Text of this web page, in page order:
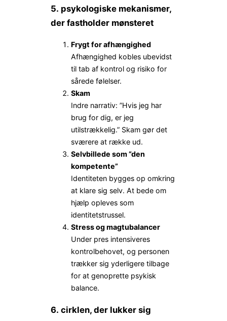
5. psykologiske mekanismer,
der fastholder mønsteret
Frygt for afhængighed
Afhængighed kobles ubevidst
til tab af kontrol og risiko for
sårede følelser.
Skam
Indre narrativ: ”Hvis jeg har
brug for dig, er jeg
utilstrækkelig.” Skam gør det
sværere at række ud.
Selvbillede som ”den
kompetente”
Identiteten bygges op omkring
at klare sig selv. At bede om
hjælp opleves som
identitetstrussel.
Stress og magtubalancer
Under pres intensiveres
kontrolbehovet, og personen
trækker sig yderligere tilbage
for at genoprette psykisk
balance.
6. cirklen, der lukker sig